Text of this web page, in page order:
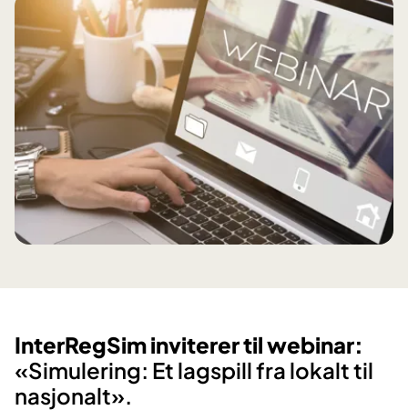
InterRegSim inviterer til webinar:
«Simulering: Et lagspill fra lokalt til
nasjonalt».